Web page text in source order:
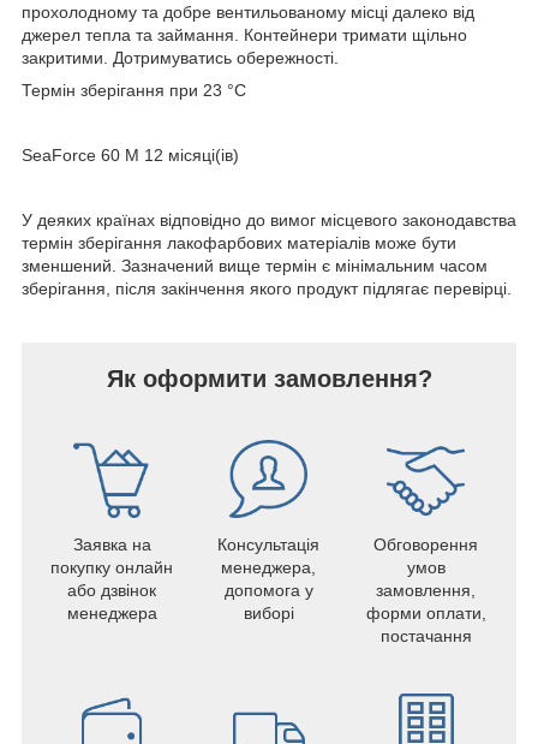
прохолодному та добре вентильованому місці далеко від
джерел тепла та займання. Контейнери тримати щільно
закритими. Дотримуватись обережності.
Термін зберігання при 23 °C
SeaForce 60 M 12 місяці(ів)
У деяких країнах відповідно до вимог місцевого законодавства
термін зберігання лакофарбових матеріалів може бути
зменшений. Зазначений вище термін є мінімальним часом
зберігання, після закінчення якого продукт підлягає перевірці.
Як оформити замовлення?
Заявка на
покупку онлайн
або дзвінок
менеджера
Консультація
менеджера,
допомога у
виборі
Обговорення
умов
замовлення,
форми оплати,
постачання